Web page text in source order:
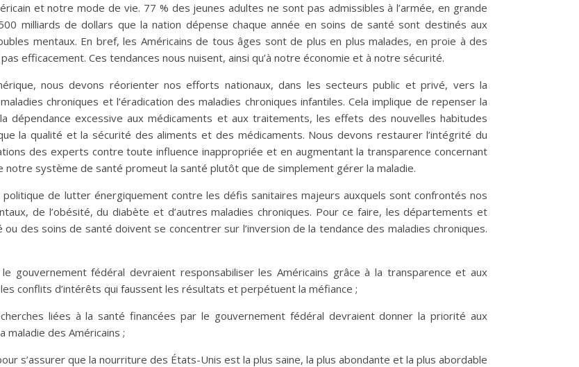
et notre mode de vie. 77 % des jeunes adultes ne sont pas admissibles à l’armée, en grande
milliards de dollars que la nation dépense chaque année en soins de santé sont destinés aux
mentaux. En bref, les Américains de tous âges sont de plus en plus malades, en proie à des
efficacement. Ces tendances nous nuisent, ainsi qu’à notre économie et à notre sécurité.
nous devons réorienter nos efforts nationaux, dans les secteurs public et privé, vers la
chroniques et l’éradication des maladies chroniques infantiles. Cela implique de repenser la
dépendance excessive aux médicaments et aux traitements, les effets des nouvelles habitudes
la qualité et la sécurité des aliments et des médicaments. Nous devons restaurer l’intégrité du
des experts contre toute influence inappropriée et en augmentant la transparence concernant
système de santé promeut la santé plutôt que de simplement gérer la maladie.
de lutter énergiquement contre les défis sanitaires majeurs auxquels sont confrontés nos
de l’obésité, du diabète et d’autres maladies chroniques. Pour ce faire, les départements et
des soins de santé doivent se concentrer sur l’inversion de la tendance des maladies chroniques.
gouvernement fédéral devraient responsabiliser les Américains grâce à la transparence et aux
conflits d’intérêts qui faussent les résultats et perpétuent la méfiance ;
liées à la santé financées par le gouvernement fédéral devraient donner la priorité aux
des Américains ;
s’assurer que la nourriture des États-Unis est la plus saine, la plus abondante et la plus abordable